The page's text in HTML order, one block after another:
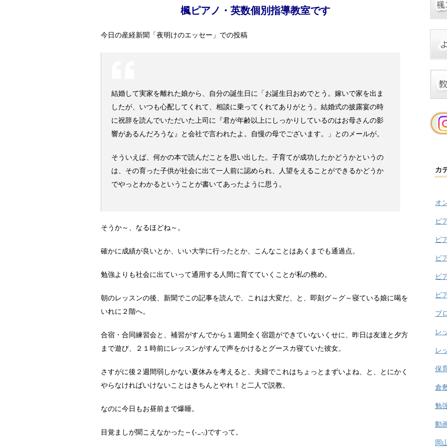
楓ピアノ・英数個別指導教室です
今日の産経新聞「夜明けのエッセー」での投稿
結婚して実家を離れた娘から、自分の誕生日に「お誕生日おめでとう。嫁いで家を出ま
したが、いつも心配してくれて、相談に乗ってくれてありがとう。結婚式の披露宴の時
に祝辞を読んでいただいた上司に『君が年齢以上にしっかりしているのはお母さんの影
響があるんだろうな』と会社で言われたよ。自慢の母でございます。」とのメールが。
そういえば、何かの本で読んだことを思い出した。子育てが成功したかどうかというの
は、その育った子供が社会に出て一人前に認められ、人望をえることができるかどうか
でやっとわかるということが書いてあったように思う。
そうか～、なるほどね～。
確かに成績が良いとか、いい大学に行ったとか、こんなことはあくまでも通過点。
勉強よりも社会に出ていって通用する人間に育てていくことが私の務め。
朝のレッスンの後、新聞でこの記事を読んで、これは大変だ、と、即刻グ～グ～寝ている娘に喝を
いれに２階へ。
合宿・合同練習会と、補習がすんでから１週間全く宿題ができていないくせに、昨日は友達と夕方
まで遊び、２１時前にレッスンがすんで声をかけるとグースカ寝ていた彼女。
さすがに後２週間弱しかない夏休みを考えると、夫婦でこれはちょっとまずいよね、と、とにかく
やらなければいけないことはきちんとやれ！と二人で説教。
なのに今日もお昼前まで爆睡。
目覚ましが聞こえなかった～(-_-;)ですって。
カ
オ
ピ
ピ
ピ
ピ
ピ
ブ
レ
レ
保
倉
勉
動
岡